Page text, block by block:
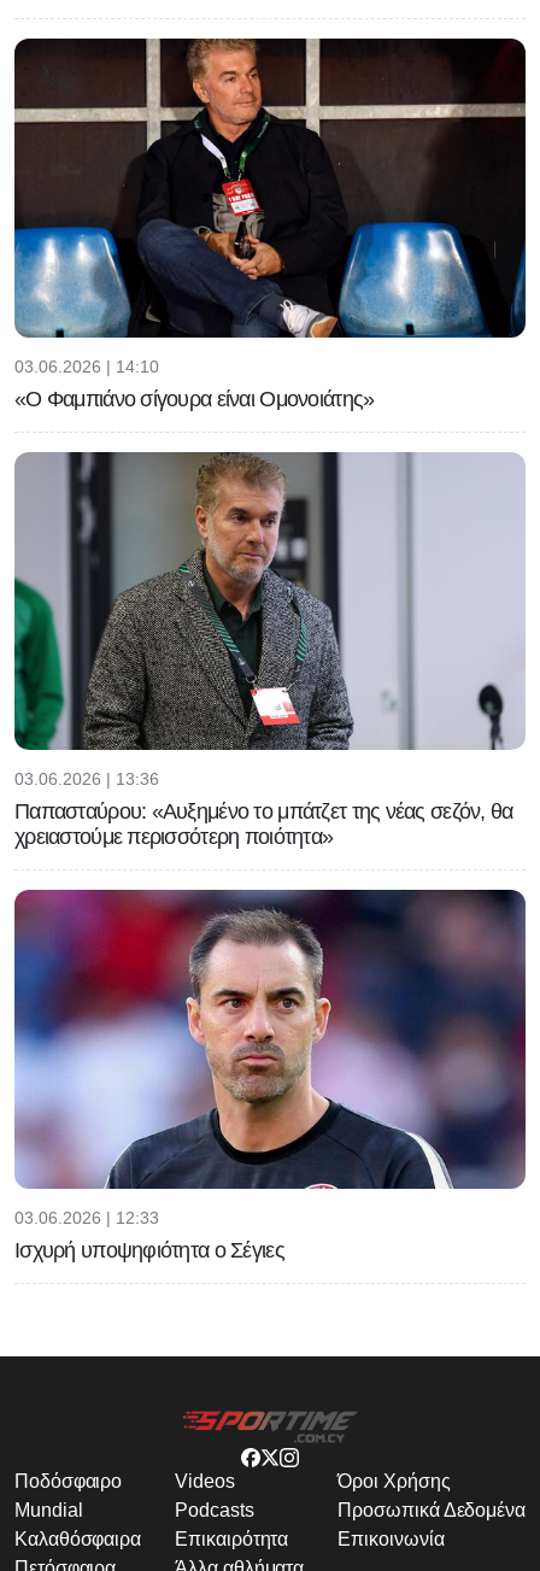
03.06.2026 | 14:10
«Ο Φαμπιάνο σίγουρα είναι Ομονοιάτης»
03.06.2026 | 13:36
Παπασταύρου: «Αυξημένο το μπάτζετ της νέας σεζόν, θα
χρειαστούμε περισσότερη ποιότητα»
03.06.2026 | 12:33
Ισχυρή υποψηφιότητα ο Σέγιες
Ποδόσφαιρο
Mundial
Καλαθόσφαιρα
Videos
Podcasts
Επικαιρότητα
Όροι Χρήσης
Προσωπικά Δεδομένα
Επικοινωνία